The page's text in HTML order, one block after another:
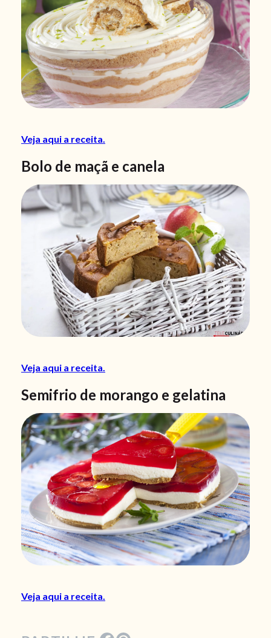
Veja aqui a receita.
Bolo de maçã e canela
Veja aqui a receita.
Semifrio de morango e gelatina
Veja aqui a receita.